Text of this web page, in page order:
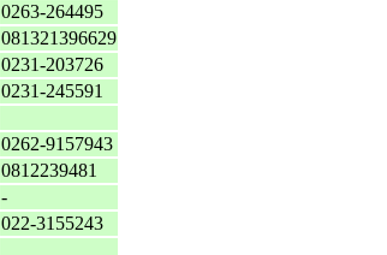
0263-264495
081321396629
0231-203726
0231-245591
0262-9157943
0812239481
-
022-3155243